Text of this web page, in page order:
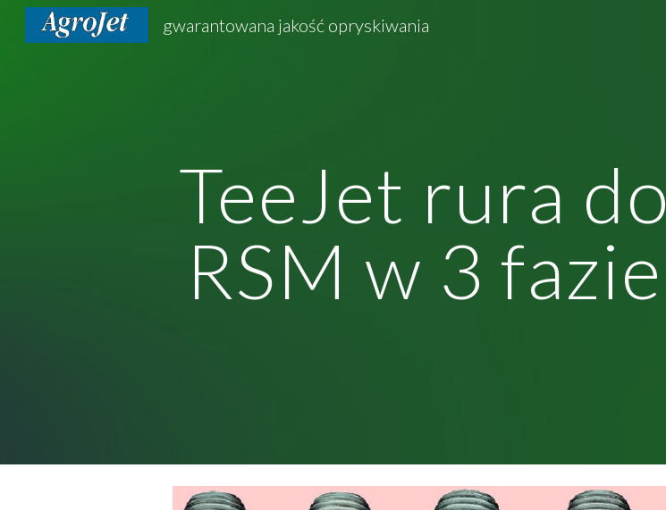
Skip to main content
gwarantowana jakość opryskiwania
TeeJet rura do
RSM w 3 fazie